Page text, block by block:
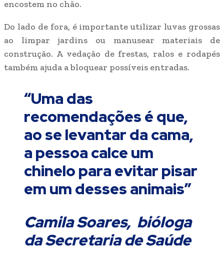
encostem no chão.
Do lado de fora, é importante utilizar luvas grossas
ao limpar jardins ou manusear materiais de
construção. A vedação de frestas, ralos e rodapés
também ajuda a bloquear possíveis entradas.
“Uma das
recomendações é que,
ao se levantar da cama,
a pessoa calce um
chinelo para evitar pisar
em um desses animais”
Camila Soares, bióloga
da Secretaria de Saúde